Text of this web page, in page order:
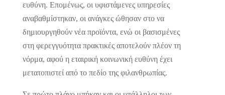
ευθύνη. Επομένως, οι υφιστάμενες υπηρεσίες
αναβαθμίστηκαν, οι ανάγκες ώθησαν στο να
δημιουργηθούν νέα προϊόντα, ενώ οι βασισμένες
στη φερεγγυότητα πρακτικές αποτελούν πλέον τη
νόρμα, αφού η εταιρική κοινωνική ευθύνη έχει
μετατοπιστεί από το πεδίο της φιλανθρωπίας.